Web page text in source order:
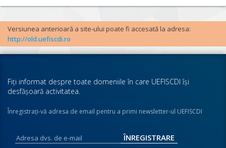
Versiunea anterioară a site-ului poate fi accesată la adresa:
http://old.uefiscdi.ro
Fiţi informat despre toate domeniile în care UEFISCDI îşi
desfăşoară activitatea.
Înregistraţi-vă adresa de email pentru a primi newsletter-ul UEFISCDI